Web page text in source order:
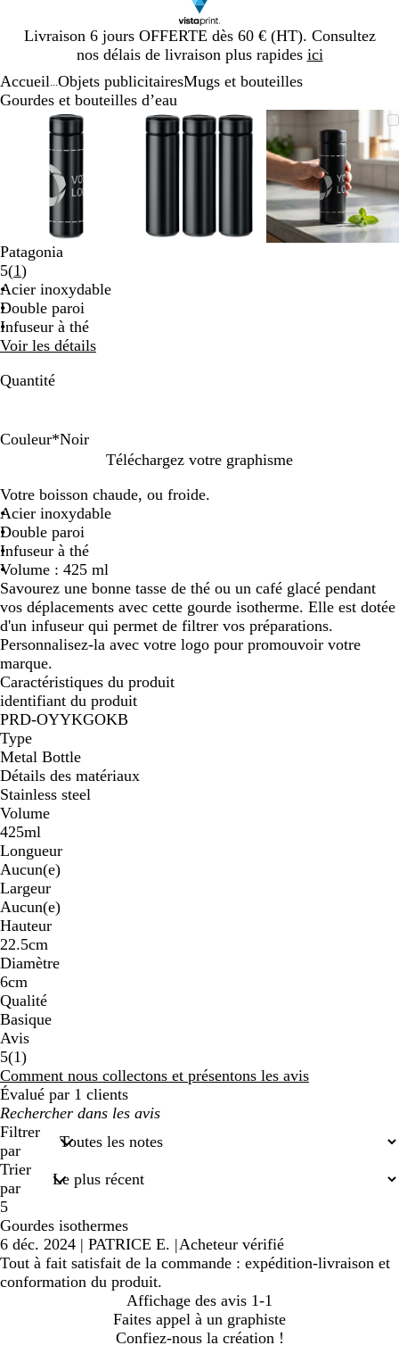
Livraison 6 jours OFFERTE dès 60 € (HT). Consultez
nos délais de livraison plus rapides ici
Diapositive
1
Accueil Objets publicitairesMugs et bouteilles
Gourdes et bouteilles d’eau
Image
zoomable
Zoom
au
minimum
Cliquez
pour
développer
Utilisez
les
touches
plus
et
pour
les
touches
fléchées
pour
Image
zoomable
Zoom
au
Cliquez
pour
développer
Utilisez
les
pour
Image
zoomable
Zoom
au
minimum
Cliquez
pour
Utilisez
les
touches
plus
et
moins
pour
Diapositive
Patagonia
5(1Lire
les
1
avis
)
Acier inoxydable
Double paroi
Infuseur à thé
Voir les détails
Quantité
Couleur*Noir
r
q
u
o
i
s
e
u
g
e
i
r
e
u
g
e
n
t
p
o
l
i
a
n
c
Téléchargez votre graphisme
Votre boisson chaude, ou froide.
Acier inoxydable
Double paroi
Infuseur à thé
Volume : 425 ml
Savourez une bonne tasse de thé ou un café glacé pendant
vos déplacements avec cette gourde isotherme. Elle est dotée
d'un infuseur qui permet de filtrer vos préparations.
Personnalisez-la avec votre logo pour promouvoir votre
marque.
Caractéristiques du produit
identifiant du produit
PRD-OYYKGOKB
Type
Metal Bottle
Détails des matériaux
Stainless steel
Volume
425ml
Longueur
Aucun(e)
Largeur
Aucun(e)
Hauteur
22.5cm
Diamètre
6cm
Qualité
Basique
Avis
5(11
avis
)
Comment nous collectons et présentons les avis
Évalué par 1 clients
Mes
recherches
saisies
Filtrer
par
Trier
par
5
Gourdes isothermes
6 déc. 2024 | PATRICE E. |Acheteur vérifié
Tout à fait satisfait de la commande : expédition-livraison et
conformation du produit.
Affichage des avis 1-1
Faites appel à un graphiste
Confiez-nous la création !